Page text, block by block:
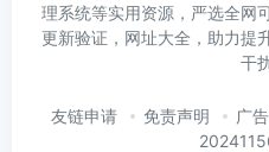
理系统等实用资源，严选全网
更新验证，网址大全，助力提
干
友链申请 免责声明 广